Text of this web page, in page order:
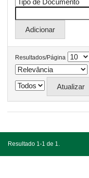
Resultados/Página
Resultado 1-1 de 1.